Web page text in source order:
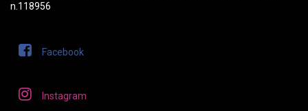
n.118956
Facebook
Instagram